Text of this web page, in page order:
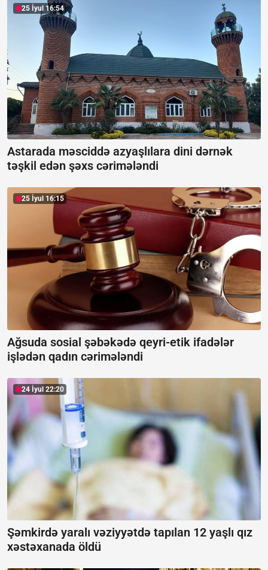
25 İyul 16:54
Astarada məsciddə azyaşlılara dini dərnək
təşkil edən şəxs cərimələndi
25 İyul 16:15
Ağsuda sosial şəbəkədə qeyri-etik ifadələr
işlədən qadın cərimələndi
24 İyul 22:20
Şəmkirdə yaralı vəziyyətdə tapılan 12 yaşlı qız
xəstəxanada öldü